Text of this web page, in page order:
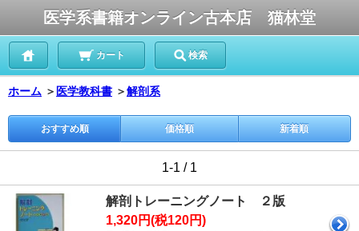
医学系書籍オンライン古本店 猫林堂
カート 検索
ホーム ＞ 医学教科書 ＞解剖系
おすすめ順 価格順 新着順
1-1 / 1
解剖トレーニングノート ２版
1,320円(税120円)